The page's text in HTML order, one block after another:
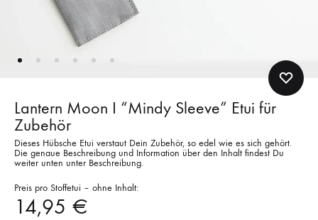
Lantern Moon I “Mindy Sleeve” Etui für
Zubehör
Dieses Hübsche Etui verstaut Dein Zubehör, so edel wie es sich gehört.
Die genaue Beschreibung und Information über den Inhalt findest Du
weiter unten unter Beschreibung.
Preis pro Stoffetui – ohne Inhalt:
14,95 €